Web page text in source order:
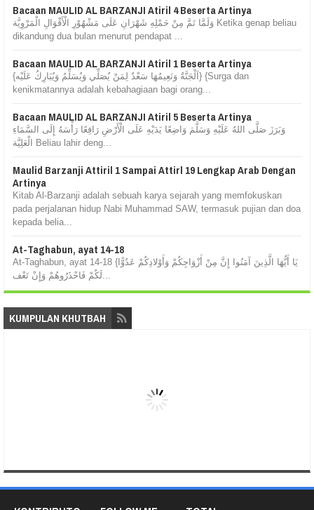
Bacaan MAULID AL BARZANJI Atiril 4 Beserta Artinya
وَلَمَّا تَمَّ مِنْ حَمْلِهِ شَهْرَانِ عَلَى مَشْهُوْرِ الْأَقْوَالِ الْمَرْوِيَّة Ketika genap beliau
dikandung dua bulan menurut pendapat ...
Bacaan MAULID AL BARZANJI Atiril 1 Beserta Artinya
{اَلْجَنَّةُ وَنَعِيمُهَا سَعْدٌ لِمَنْ يُصَلِّي وَيُسَلِّمُ وَيُبَارِكُ عَلَيْه} {Surga dan
kenikmatannya adalah kebahagiaan bagi orang...
Bacaan MAULID AL BARZANJI Atiril 5 Beserta Artinya
وَبَرَزَ صَلَّى اللهُ عَلَيْهِ وَسَلَّمَ وَاضِعًا يَدَيْهِ عَلَى الْأَرْضِ رَافِعًا رَأْسَهُ إِلَى السَّمَاءِ
الْعَلِيَّة Beliau lahir deng...
Maulid Barzanji Attiril 1 Sampai Attirl 19 Lengkap Arab Dengan
Artinya
Kitab Al-Barzanji adalah sebuah karya sejarah yang memfokuskan
pada perjalanan hidup Nabi Muhammad SAW, termasuk pujian dan doa
kepada belia...
At-Taghabun, ayat 14-18
At-Taghabun, ayat 14-18 {يَا أَيُّهَا الَّذِينَ آمَنُوا إِنَّ مِنْ أَزْوَاجِكُمْ وَأَوْلادِكُمْ عَدُوًّا
KUMPULAN KHUTBAH